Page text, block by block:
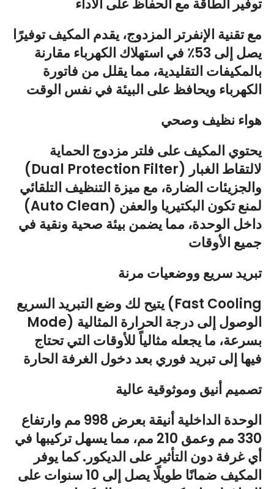
توفير الطاقة مع الحفاظ على الأداء
مع تقنية الإنفرتر المزدوج، يقدم المكيف توفيرًا
يصل إلى 53٪ في استهلاك الكهرباء مقارنة
بالمكيفات التقليدية، مما يقلل من فاتورة
الكهرباء ويحافظ على البيئة في نفس الوقت
هواء نظيف وصحي
يحتوي المكيف على فلتر مزدوج الحماية
(Dual Protection Filter) لالتقاط الغبار
والجزيئات الضارة، مع ميزة التنظيف التلقائي
(Auto Clean) لمنع تكون البكتيريا والعفن
داخل الوحدة، مما يضمن بيئة صحية ونقية في
جميع الأوقات
تبريد سريع ووضعيات مرنة
يتيح لك وضع التبريد السريع (Fast Cooling
Mode) الوصول إلى درجة الحرارة المثالية
بسرعة، ما يجعله مثالياً للأوقات التي تحتاج
فيها إلى تبريد فوري بعد دخول الغرفة الحارة
تصميم أنيق وموثوقية عالية
الوحدة الداخلية أنيقة بعرض 998 مم وارتفاع
330 مم وعمق 210 مم، مما يسهل تركيبها في
أي غرفة دون التأثير على الديكور. كما يوفر
المكيف ضمانًا طويلًا يصل إلى 10 سنوات على